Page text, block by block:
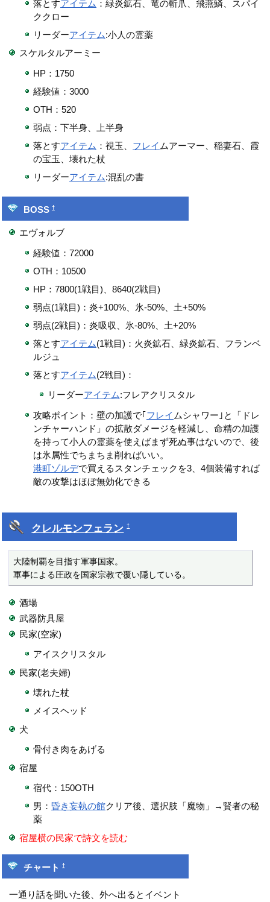
落とすアイテム ：緑炎鉱石、竜の斬爪、飛燕鱗、スパイ
ククロー
リーダーアイテム:小人の霊薬
スケルタルアーミー
HP：1750
経験値：3000
OTH：520
弱点：下半身、上半身
落とすアイテム ：視玉、 フレイ ムアーマー、稲妻石、霞
の宝玉、壊れた杖
リーダーアイテム:混乱の書
BOSS †
エヴォルブ
経験値：72000
OTH：10500
HP：7800(1戦目)、8640(2戦目)
弱点(1戦目)：炎+100%、氷-50%、土+50%
弱点(2戦目)：炎吸収、氷-80%、土+20%
落とすアイテム(1戦目)：火炎鉱石、緑炎鉱石、フランベ
ルジュ
落とすアイテム(2戦目)：
リーダーアイテム:フレアクリスタル
攻略ポイント：壁の加護で｢フレイ ムシャワー｣と「ドレ
ンチャーハンド」の拡散ダメージを軽減し、命精の加護
を持って小人の霊薬を使えばまず死ぬ事はないので、後
は氷属性でちまちま削ればいい。
港町ゾルデで買えるスタンチェックを3、4個装備すれば
敵の攻撃はほぼ無効化できる
クレルモンフェラン †
大陸制覇を目指す軍事国家。
軍事による圧政を国家宗教で覆い隠している。
酒場
武器防具屋
民家(空家)
アイスクリスタル
民家(老夫婦)
壊れた杖
メイスヘッド
犬
骨付き肉をあげる
宿屋
宿代：150OTH
男：昏き妄執の館クリア後、選択肢「魔物」→賢者の秘
薬
宿屋横の民家で詩文を読む
チャート †
一通り話を聞いた後、外へ出るとイベント